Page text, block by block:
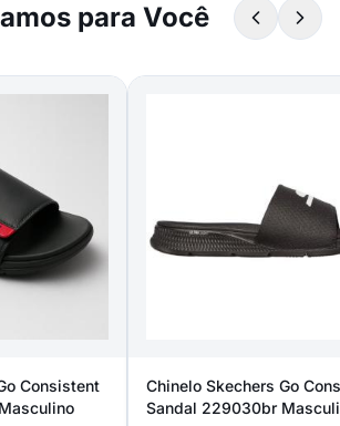
para Você
Consistent
Chinelo Skechers Go
Sandal 229030br